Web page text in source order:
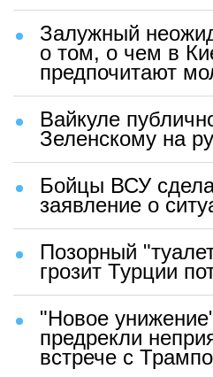
Залужный
о том, о чем в
предпочитают
Вайкуле
Зеленскому на
Бойцы ВСУ
заявление о
Позорный
грозит Турции
"Новое
предрекли
встрече с